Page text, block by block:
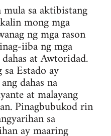
sa aktibistang
mong mga
ng mga rason
iiba ng mga
at Awtoridad.
sa Estado ay
dahas na
at malayang
Pinagbubukod rin
sa
ay maaring